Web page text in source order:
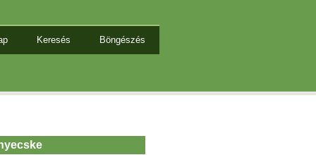
Keresés Böngészés